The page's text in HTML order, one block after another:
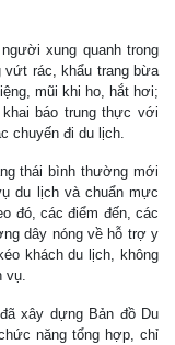
xung quanh trong
vứt rác, khẩu trang bừa
mũi khi ho, hắt hơi;
báo trung thực với
chuyến đi du lịch.
thái bình thường mới
du lịch và chuẩn mực
đó, các điểm đến, các
dây nóng về hỗ trợ y
khách du lịch, không
vụ.
xây dựng Bản đồ Du
năng tổng hợp, chỉ